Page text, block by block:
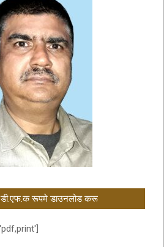
रूपमे डाउनलोड करू